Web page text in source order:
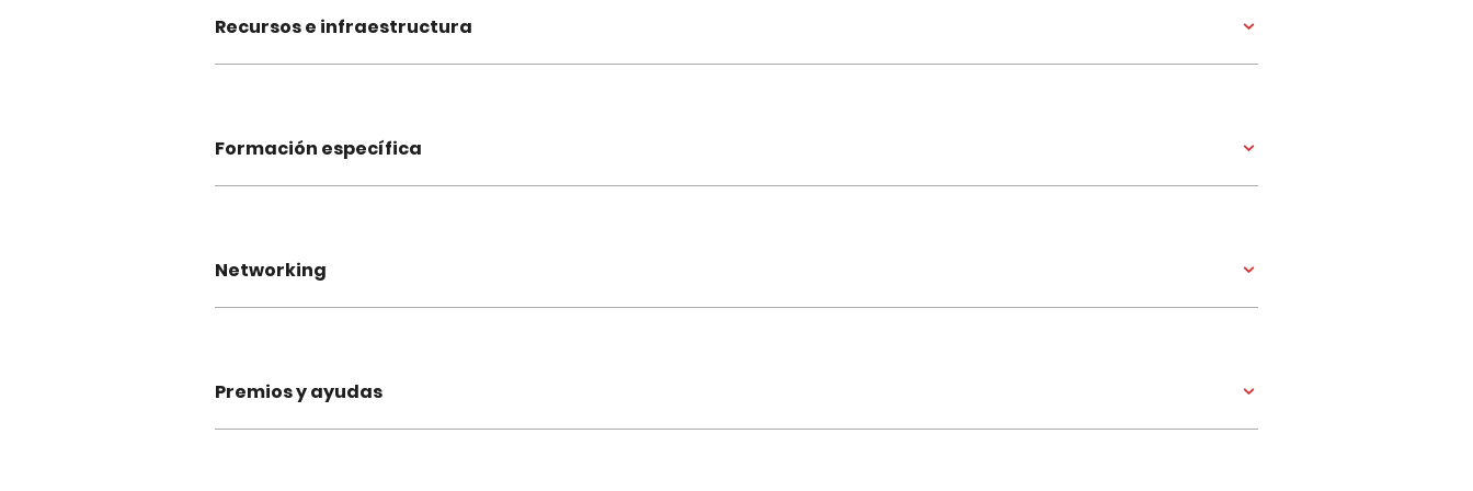
Recursos e infraestructura
Formación específica
Networking
Premios y ayudas